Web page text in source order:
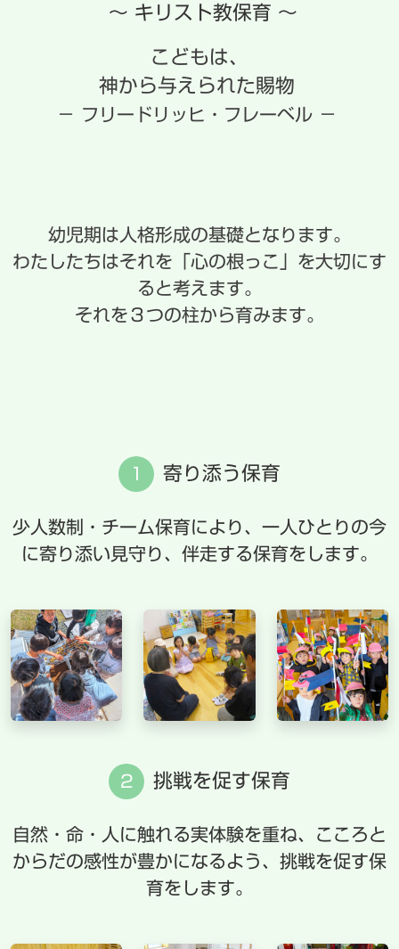
～ キリスト教保育 ～
こどもは、
神から与えられた賜物
－ フリードリッヒ・フレーベル －
幼児期は人格形成の基礎となります。
わたしたちはそれを「心の根っこ」を大切にす
ると考えます。
それを３つの柱から育みます。
1 寄り添う保育
少人数制・チーム保育により、一人ひとりの今
に寄り添い見守り、伴走する保育をします。
2 挑戦を促す保育
自然・命・人に触れる実体験を重ね、こころと
からだの感性が豊かになるよう、挑戦を促す保
育をします。